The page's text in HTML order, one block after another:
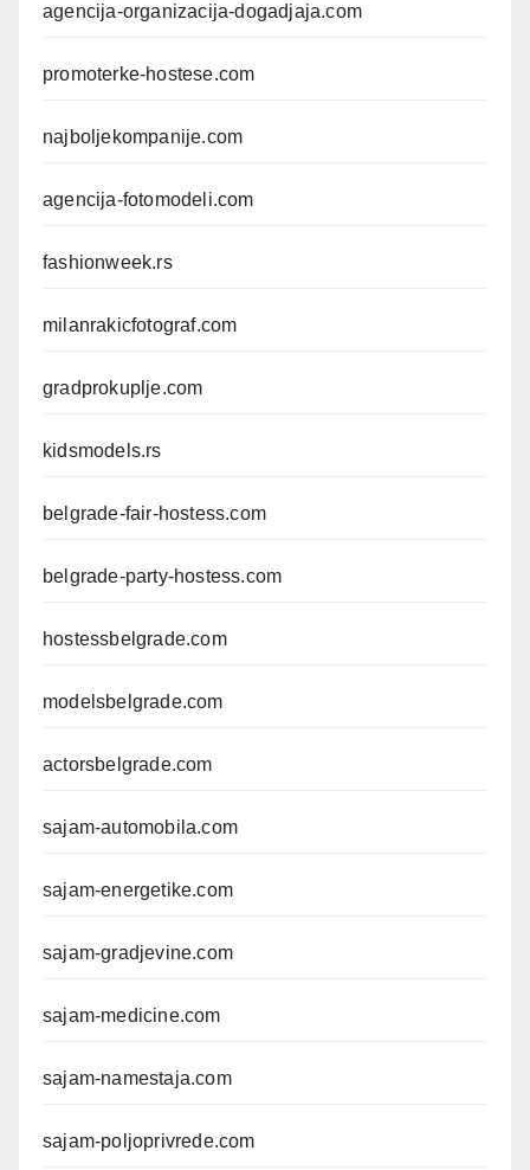
agencija-organizacija-dogadjaja.com
promoterke-hostese.com
najboljekompanije.com
agencija-fotomodeli.com
fashionweek.rs
milanrakicfotograf.com
gradprokuplje.com
kidsmodels.rs
belgrade-fair-hostess.com
belgrade-party-hostess.com
hostessbelgrade.com
modelsbelgrade.com
actorsbelgrade.com
sajam-automobila.com
sajam-energetike.com
sajam-gradjevine.com
sajam-medicine.com
sajam-namestaja.com
sajam-poljoprivrede.com